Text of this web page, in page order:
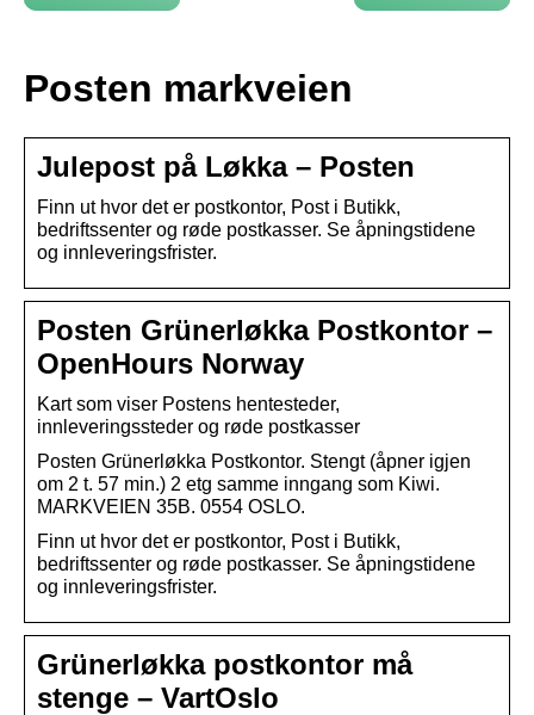
Posten markveien
Julepost på Løkka – Posten
Finn ut hvor det er postkontor, Post i Butikk,
bedriftssenter og røde postkasser. Se åpningstidene
og innleveringsfrister.
Posten Grünerløkka Postkontor –
OpenHours Norway
Kart som viser Postens hentesteder,
innleveringssteder og røde postkasser
Posten Grünerløkka Postkontor. Stengt (åpner igjen
om 2 t. 57 min.) 2 etg samme inngang som Kiwi.
MARKVEIEN 35B. 0554 OSLO.
Finn ut hvor det er postkontor, Post i Butikk,
bedriftssenter og røde postkasser. Se åpningstidene
og innleveringsfrister.
Grünerløkka postkontor må
stenge – VartOslo